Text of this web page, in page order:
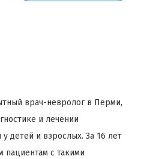
врач-невролог в Перми,
и лечении
детей и взрослых. За 16 лет
пациентам с такими